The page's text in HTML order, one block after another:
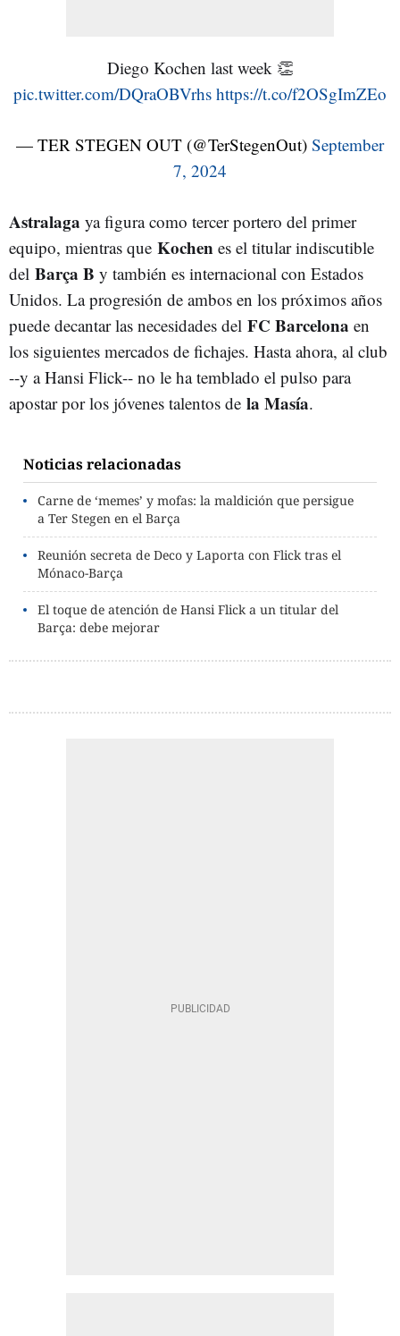
Diego Kochen last week 👏
pic.twitter.com/DQraOBVrhs https://t.co/f2OSgImZEo
— TER STEGEN OUT (@TerStegenOut) September
7, 2024
Astralaga ya figura como tercer portero del primer
equipo, mientras que Kochen es el titular indiscutible
del Barça B y también es internacional con Estados
Unidos. La progresión de ambos en los próximos años
puede decantar las necesidades del FC Barcelona en
los siguientes mercados de fichajes. Hasta ahora, al club
--y a Hansi Flick-- no le ha temblado el pulso para
apostar por los jóvenes talentos de la Masía.
Noticias relacionadas
Carne de ‘memes’ y mofas: la maldición que persigue
a Ter Stegen en el Barça
Reunión secreta de Deco y Laporta con Flick tras el
Mónaco-Barça
El toque de atención de Hansi Flick a un titular del
Barça: debe mejorar